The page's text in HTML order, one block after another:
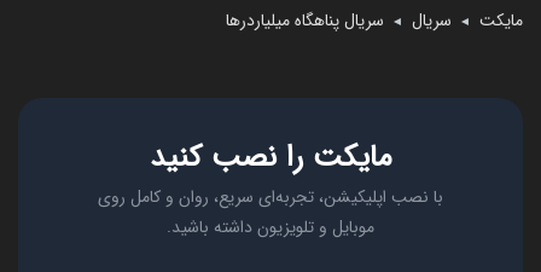
مایکت ◄ سریال ◄ سریال پناهگاه میلیاردرها
مایکت را نصب کنید
با نصب اپلیکیشن، تجربه‌ای سریع، روان و کامل روی
موبایل و تلویزیون داشته باشید.